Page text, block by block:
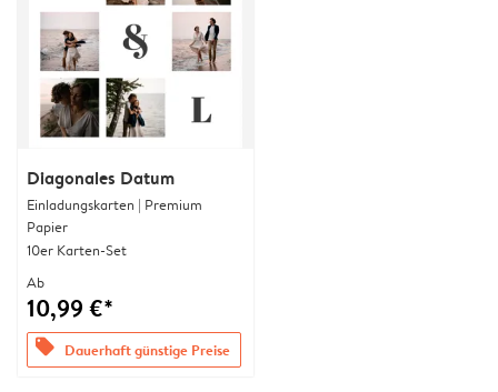
Diagonales Datum
Einladungskarten | Premium
Papier
10er Karten-Set
Ab
10,99 €*
offers Dauerhaft günstige Preise